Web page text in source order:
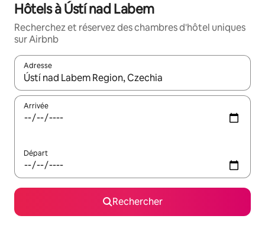
Hôtels à Ústí nad Labem
Recherchez et réservez des chambres d'hôtel uniques
sur Airbnb
Adresse
Lorsque les résultats s'affichent, utilisez les flèches vers le
Arrivée
Départ
Rechercher